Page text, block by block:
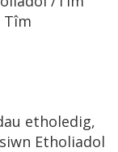
Tîm
etholedig,
Etholiadol